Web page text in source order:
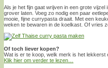
Als je het fijn gaat wrijven in een grote
grover laten. Voeg zo nodig een paar
mooie, fijne currypasta draait. Met een
weken te bewaren in de koelkast. Of vries
Of toch liever kopen?
Wat is er te koop, welk merk is het lekkerst
Klik hier om verder te lezen…